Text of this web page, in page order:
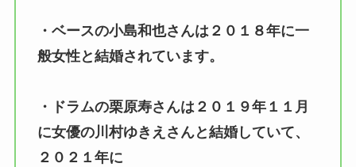
・ベースの小島和也さんは２０１８年に一
般女性と結婚されています。
・ドラムの栗原寿さんは２０１９年１１月
に女優の川村ゆきえさんと結婚していて、
２０２１年に